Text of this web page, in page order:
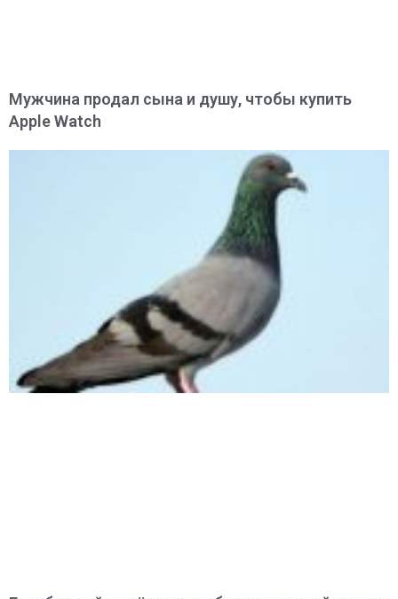
Мужчина продал сына и душу, чтобы купить
Apple Watch